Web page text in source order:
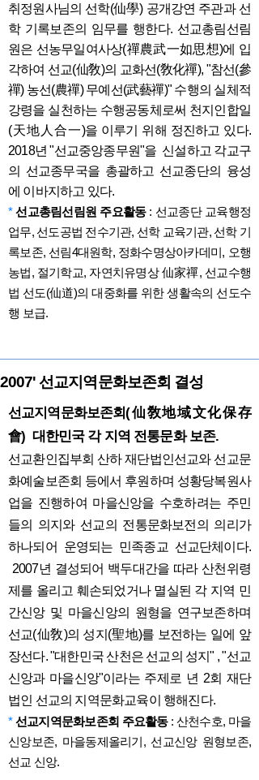
취정원사님의 선학(仙學) 공개강연 주관과 선
학 기록보존의 임무를 행한다. 선교총림선림
원은 선농무일여사상(禪農武一如思想)에 입
각하여 선교(仙敎)의 교화선(敎化禪), "참선(參
禪) 농선(農禪) 무예선(武藝禪)" 수행의 실체적
강령을 실천하는 수행공동체로써 천지인합일
(天地人合一)을 이루기 위해 정진하고 있다.
2018년 "선교중앙종무원"을 신설하고 각교구
의 선교종무국을 총괄하고 선교종단의 융성
에 이바지하고 있다.
*선교총림선림원 주요활동: 선교종단 교육행정
업무, 선도공법 전수기관, 선학 교육기관, 선학 기
록보존, 선림4대원학, 정화수명상아카데미, 오행
농법, 절기학교, 자연치유명상 仙家禪, 선교수행
법 선도(仙道)의 대중화를 위한 생활속의 선도수
행 보급.
2007' 선교지역문화보존회 결성
선교지역문화보존회(仙敎地域文化保存
會) 대한민국 각 지역 전통문화 보존.
선교환인집부회 산하 재단법인선교와 선교문
화예술보존회 등에서 후원하며 성황당복원사
업을 진행하여 마을신앙을 수호하려는 주민
들의 의지와 선교의 전통문화보전의 의리가
하나되어 운영되는 민족종교 선교단체이다.
2007년 결성되어 백두대간을 따라 산천위령
제를 올리고 훼손되었거나 멸실된 각 지역 민
간신앙 및 마을신앙의 원형을 연구보존하며
선교(仙敎)의 성지(聖地)를 보전하는 일에 앞
장선다. "대한민국 산천은 선교의 성지" , "선교
신앙과 마을신앙"이라는 주제로 년 2회 재단
법인 선교의 지역문화교육이 행해진다.
* 선교지역문화보존회 주요활동: 산천수호, 마을
신앙보존, 마을동제올리기, 선교신앙 원형보존,
선교 신앙.